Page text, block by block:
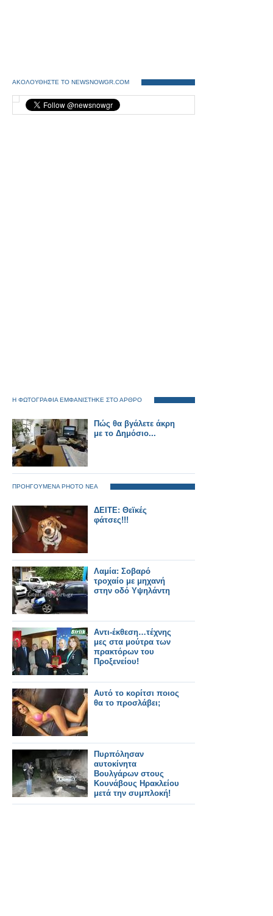
ΑΚΟΛΟΥΘΗΣΤΕ ΤΟ NEWSNOWGR.COM
Η ΦΩΤΟΓΡΑΦΙΑ ΕΜΦΑΝΙΣΤΗΚΕ ΣΤΟ ΑΡΘΡΟ
Πώς θα βγάλετε άκρη
με το Δημόσιο...
ΠΡΟΗΓΟΥΜΕΝΑ PHOTO ΝΕΑ
ΔΕΙΤΕ: Θεϊκές
φάτσες!!!
Λαμία: Σοβαρό
τροχαίο με μηχανή
στην οδό Υψηλάντη
Αντι-έκθεση…τέχνης
μες στα μούτρα των
πρακτόρων του
Προξενείου!
Αυτό το κορίτσι ποιος
θα το προσλάβει;
Πυρπόλησαν
αυτοκίνητα
Βουλγάρων στους
Κουνάβους Ηρακλείου
μετά την συμπλοκή!
[video]